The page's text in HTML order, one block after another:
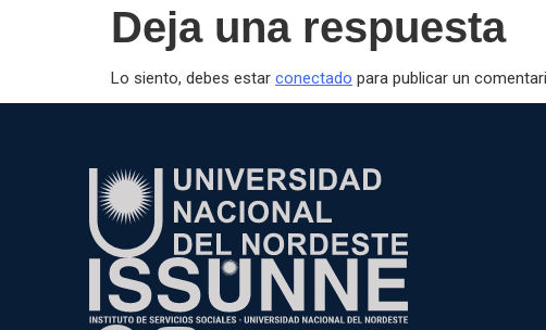
Deja una respuesta
Lo siento, debes estar conectado para publicar un